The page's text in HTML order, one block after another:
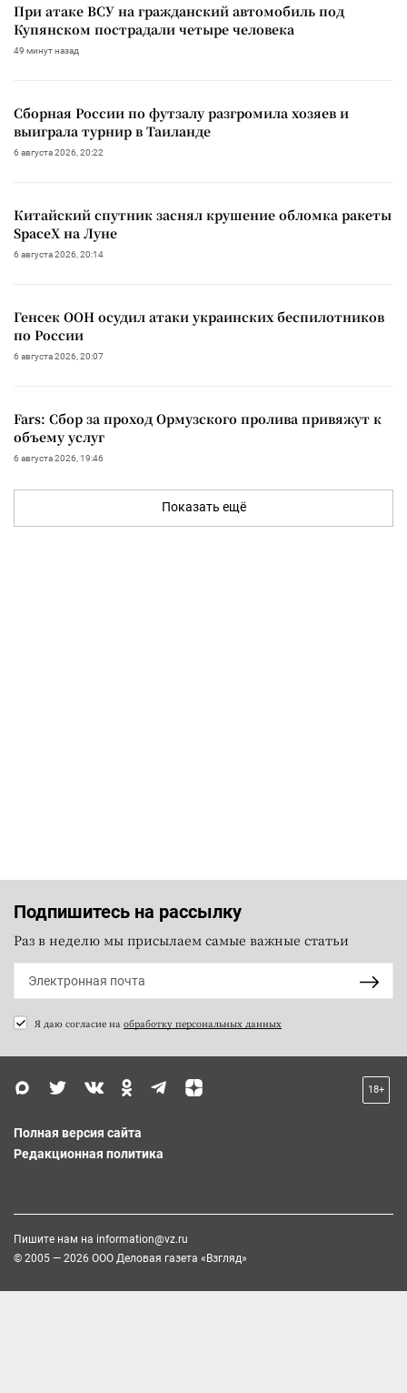
При атаке ВСУ на гражданский автомобиль под
Купянском пострадали четыре человека
49 минут назад
Сборная России по футзалу разгромила хозяев и
выиграла турнир в Таиланде
6 августа 2026, 20:22
Китайский спутник заснял крушение обломка ракеты
SpaceX на Луне
6 августа 2026, 20:14
Генсек ООН осудил атаки украинских беспилотников
по России
6 августа 2026, 20:07
Fars: Сбор за проход Ормузского пролива привяжут к
объему услуг
6 августа 2026, 19:46
Показать ещё
Подпишитесь на рассылку
Раз в неделю мы присылаем самые важные статьи
Я даю согласие на обработку персональных данных
18+
Полная версия сайта
Редакционная политика
Пишите нам на information@vz.ru
© 2005 — 2026 ООО Деловая газета «Взгляд»